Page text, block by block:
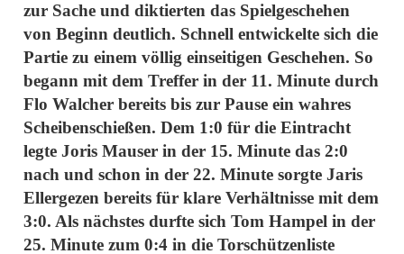
zur Sache und diktierten das Spielgeschehen
von Beginn deutlich. Schnell entwickelte sich die
Partie zu einem völlig einseitigen Geschehen. So
begann mit dem Treffer in der 11. Minute durch
Flo Walcher bereits bis zur Pause ein wahres
Scheibenschießen. Dem 1:0 für die Eintracht
legte Joris Mauser in der 15. Minute das 2:0
nach und schon in der 22. Minute sorgte Jaris
Ellergezen bereits für klare Verhältnisse mit dem
3:0. Als nächstes durfte sich Tom Hampel in der
25. Minute zum 0:4 in die Torschützenliste